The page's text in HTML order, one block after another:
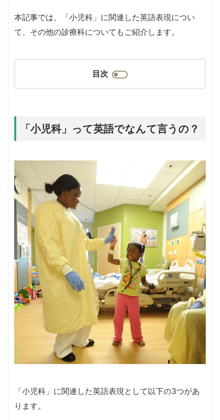
本記事では、「小児科」に関連した英語表現につい
て、その他の診療科についてもご紹介します。
目次
「小児科」って英語でなんて言うの？
「小児科」に関連した英語表現として以下の3つがあ
ります。